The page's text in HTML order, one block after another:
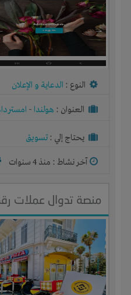
النوع : الدعاية و الإعلان
العنوان : هولندا -
يحتاج إلي : تسويق
آخر نشاط : منذ 4 سنوات
منصة تدوال عملات